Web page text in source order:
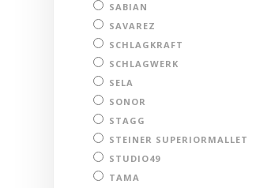
SABIAN
SAVAREZ
SCHLAGKRAFT
SCHLAGWERK
SELA
SONOR
STAGG
STEINER SUPERIORMALLET
STUDIO49
TAMA